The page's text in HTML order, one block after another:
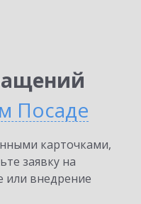
Посаде
карточками,
заявку на
или внедрение